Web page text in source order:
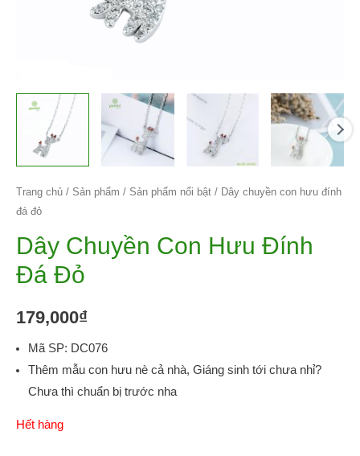
Trang chủ / Sản phẩm / Sản phẩm nổi bật / Dây chuyền con hưu đính
đá đỏ
Dây Chuyền Con Hưu Đính
Đá Đỏ
179,000₫
Mã SP: DC076
Thêm mẫu con hưu nè cả nhà, Giáng sinh tới chưa nhỉ?
Chưa thì chuẩn bị trước nha
Hết hàng